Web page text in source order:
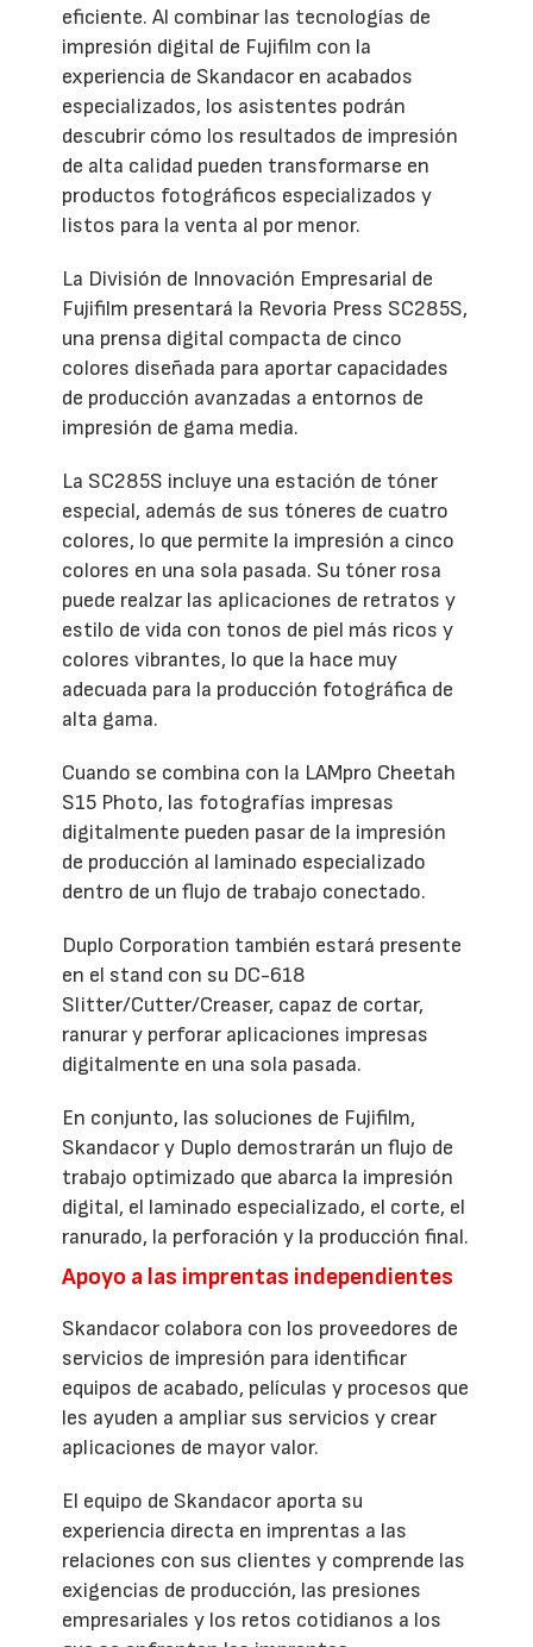
eficiente. Al combinar las tecnologías de
impresión digital de Fujifilm con la
experiencia de Skandacor en acabados
especializados, los asistentes podrán
descubrir cómo los resultados de impresión
de alta calidad pueden transformarse en
productos fotográficos especializados y
listos para la venta al por menor.
La División de Innovación Empresarial de
Fujifilm presentará la Revoria Press SC285S,
una prensa digital compacta de cinco
colores diseñada para aportar capacidades
de producción avanzadas a entornos de
impresión de gama media.
La SC285S incluye una estación de tóner
especial, además de sus tóneres de cuatro
colores, lo que permite la impresión a cinco
colores en una sola pasada. Su tóner rosa
puede realzar las aplicaciones de retratos y
estilo de vida con tonos de piel más ricos y
colores vibrantes, lo que la hace muy
adecuada para la producción fotográfica de
alta gama.
Cuando se combina con la LAMpro Cheetah
S15 Photo, las fotografías impresas
digitalmente pueden pasar de la impresión
de producción al laminado especializado
dentro de un flujo de trabajo conectado.
Duplo Corporation también estará presente
en el stand con su DC-618
Slitter/Cutter/Creaser, capaz de cortar,
ranurar y perforar aplicaciones impresas
digitalmente en una sola pasada.
En conjunto, las soluciones de Fujifilm,
Skandacor y Duplo demostrarán un flujo de
trabajo optimizado que abarca la impresión
digital, el laminado especializado, el corte, el
ranurado, la perforación y la producción final.
Apoyo a las imprentas independientes
Skandacor colabora con los proveedores de
servicios de impresión para identificar
equipos de acabado, películas y procesos que
les ayuden a ampliar sus servicios y crear
aplicaciones de mayor valor.
El equipo de Skandacor aporta su
experiencia directa en imprentas a las
relaciones con sus clientes y comprende las
exigencias de producción, las presiones
empresariales y los retos cotidianos a los